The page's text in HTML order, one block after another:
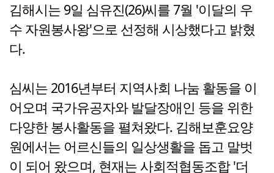
김해시는 9일 심유진(26)씨를 7월 '이달의 우
수 자원봉사왕'으로 선정해 시상했다고 밝혔
다.
심씨는 2016년부터 지역사회 나눔 활동을 이
어오며 국가유공자와 발달장애인 등을 위한
다양한 봉사활동을 펼쳐왔다. 김해보훈요양
원에서는 어르신들의 일상생활을 돕고 말벗
이 되어 왔으며, 현재는 사회적협동조합 '더